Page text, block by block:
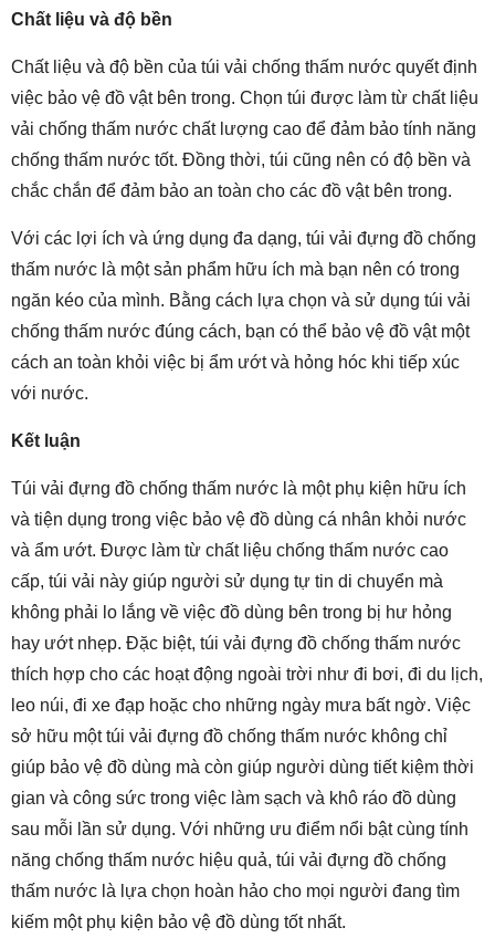
Chất liệu và độ bền
Chất liệu và độ bền của túi vải chống thấm nước quyết định
việc bảo vệ đồ vật bên trong. Chọn túi được làm từ chất liệu
vải chống thấm nước chất lượng cao để đảm bảo tính năng
chống thấm nước tốt. Đồng thời, túi cũng nên có độ bền và
chắc chắn để đảm bảo an toàn cho các đồ vật bên trong.
Với các lợi ích và ứng dụng đa dạng, túi vải đựng đồ chống
thấm nước là một sản phẩm hữu ích mà bạn nên có trong
ngăn kéo của mình. Bằng cách lựa chọn và sử dụng túi vải
chống thấm nước đúng cách, bạn có thể bảo vệ đồ vật một
cách an toàn khỏi việc bị ẩm ướt và hỏng hóc khi tiếp xúc
với nước.
Kết luận
Túi vải đựng đồ chống thấm nước là một phụ kiện hữu ích
và tiện dụng trong việc bảo vệ đồ dùng cá nhân khỏi nước
và ẩm ướt. Được làm từ chất liệu chống thấm nước cao
cấp, túi vải này giúp người sử dụng tự tin di chuyển mà
không phải lo lắng về việc đồ dùng bên trong bị hư hỏng
hay ướt nhẹp. Đặc biệt, túi vải đựng đồ chống thấm nước
thích hợp cho các hoạt động ngoài trời như đi bơi, đi du lịch,
leo núi, đi xe đạp hoặc cho những ngày mưa bất ngờ. Việc
sở hữu một túi vải đựng đồ chống thấm nước không chỉ
giúp bảo vệ đồ dùng mà còn giúp người dùng tiết kiệm thời
gian và công sức trong việc làm sạch và khô ráo đồ dùng
sau mỗi lần sử dụng. Với những ưu điểm nổi bật cùng tính
năng chống thấm nước hiệu quả, túi vải đựng đồ chống
thấm nước là lựa chọn hoàn hảo cho mọi người đang tìm
kiếm một phụ kiện bảo vệ đồ dùng tốt nhất.